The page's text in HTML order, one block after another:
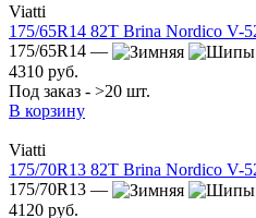
Viatti
175/65R14 82T Brina Nordico V-
175/65R14 —
4310 руб.
Под заказ - >20 шт.
В корзину
Viatti
175/70R13 82T Brina Nordico V-
175/70R13 —
4120 руб.